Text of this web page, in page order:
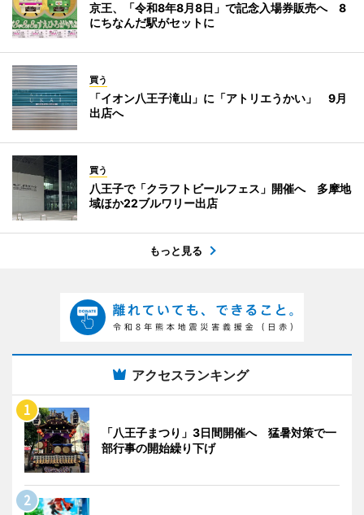
京王、「令和8年8月8日」で記念入場券販売へ 8
にちなんだ駅がセットに
買う
「イオン八王子滝山」に「アトリエうかい」 9月
出店へ
買う
八王子で「クラフトビールフェス」開催へ 多摩地
域ほか22ブルワリー出店
もっと見る
アクセスランキング
「八王子まつり」3日間開催へ 猛暑対策で一
部行事の開始繰り下げ